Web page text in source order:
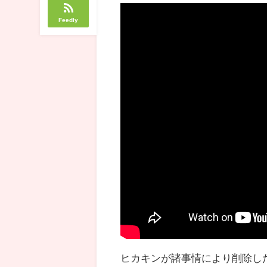
Feedly
ヒカキンが諸事情により削除し